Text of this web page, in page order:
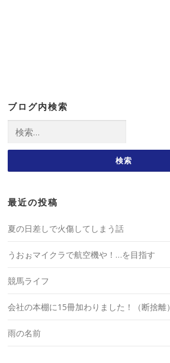
ブログ内検索
索:
最近の投稿
夏の日差しで火傷してしまう話
うおぉマイクラで航空機や！…を目指す
競馬ライフ
会社の本棚に15冊加わりました！（断捨離）
雨の名前